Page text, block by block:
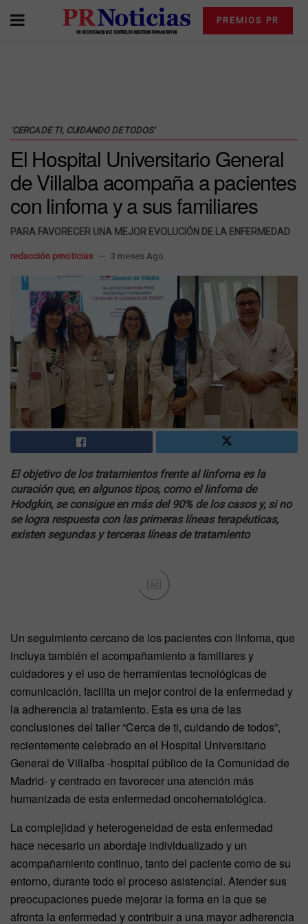
PREMIOS PR
‘CERCA DE TI, CUIDANDO DE TODOS’
El Hospital Universitario General
de Villalba acompaña a pacientes
con linfoma y a sus familiares
PARA FAVORECER UNA MEJOR EVOLUCIÓN DE LA ENFERMEDAD
redacción prnoticias 3 meses Ago
El objetivo de los tratamientos frente al linfoma es la
curación que, en algunos tipos, como el linfoma de
Hodgkin, se consigue en más del 90% de los casos y, si no
se logra respuesta con las primeras líneas terapéuticas,
existen segundas y terceras líneas de tratamiento
Ad
Un seguimiento cercano de los pacientes con linfoma, que
incluya también el acompañamiento a familiares y
cuidadores y el uso de herramientas tecnológicas de
comunicación, facilita un mejor control de la enfermedad y
la adherencia al tratamiento. Esta es una de las
conclusiones del taller “Cerca de ti, cuidando de todos”,
recientemente celebrado en el Hospital Universitario
General de Villalba -hospital público de la Comunidad de
Madrid- y centrado en favorecer una atención más
humanizada de esta enfermedad oncohematológica.
La complejidad y heterogeneidad de esta enfermedad
hace necesario un abordaje individualizado y un
acompañamiento continuo, tanto del paciente como de su
entorno, durante todo el proceso asistencial. Atender sus
preocupaciones puede mejorar la forma en la que se
afronta la enfermedad y contribuir a una mayor adherencia